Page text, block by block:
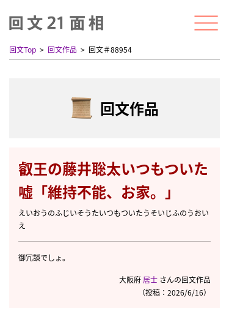
回文Top 回文作品 回文＃88954
回文作品
叡王の藤井聡太いつもついた
嘘「維持不能、お家。」
えいおうのふじいそうたいつもついたうそいじふのうおい
え
御冗談でしょ。
大阪府 居士 さんの回文作品
（投稿：2026/6/16）